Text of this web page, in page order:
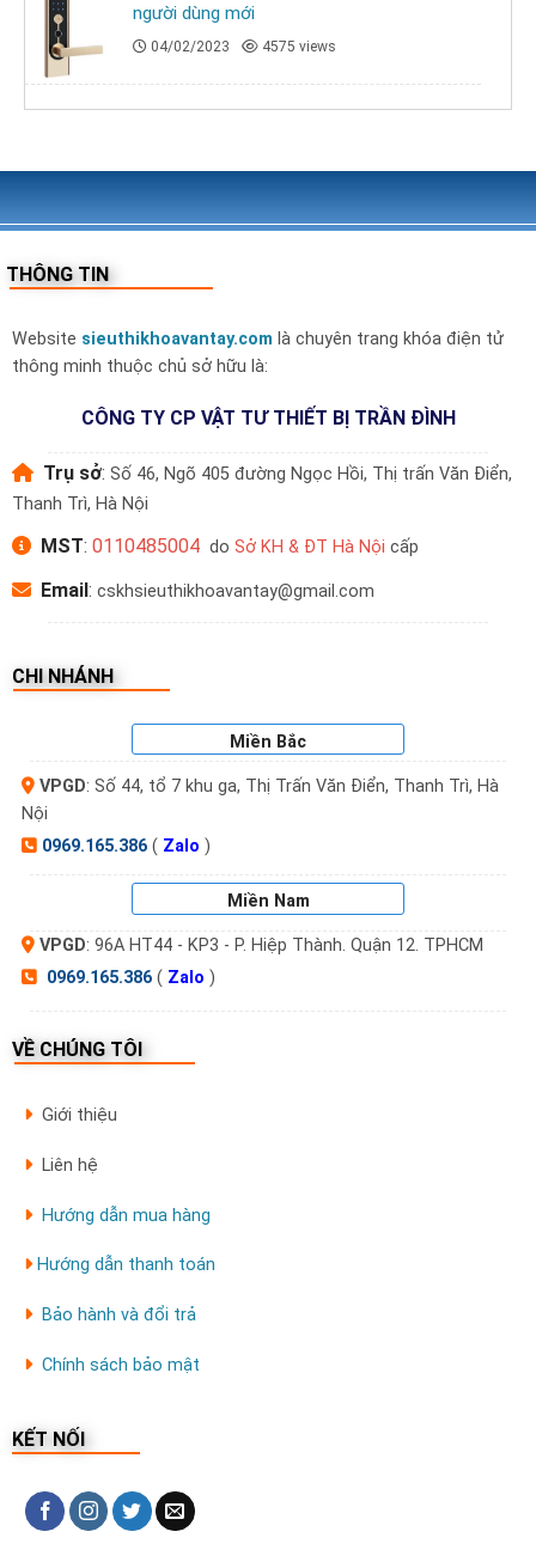
người dùng mới
04/02/2023 4575 views
THÔNG TIN
Website sieuthikhoavantay.com là chuyên trang khóa điện tử
thông minh thuộc chủ sở hữu là:
CÔNG TY CP VẬT TƯ THIẾT BỊ TRẦN ĐÌNH
Trụ sở: Số 46, Ngõ 405 đường Ngọc Hồi, Thị trấn Văn Điển,
Thanh Trì, Hà Nội
MST: 0110485004do Sở KH & ĐT Hà Nội cấp
Email: cskhsieuthikhoavantay@gmail.com
CHI NHÁNH
Miền Bắc
VPGD: Số 44, tổ 7 khu ga, Thị Trấn Văn Điển, Thanh Trì, Hà
Nội
0969.165.386( Zalo )
Miền Nam
VPGD: 96A HT44 - KP3 - P. Hiệp Thành. Quận 12. TPHCM
0969.165.386( Zalo )
VỀ CHÚNG TÔI
Giới thiệu
Liên hệ
Hướng dẫn mua hàng
Hướng dẫn thanh toán
Bảo hành và đổi trả
Chính sách bảo mật
KẾT NỐI